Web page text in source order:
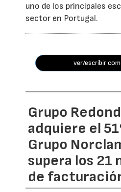
uno de los principales
sector en Portugal.
ver/escribir
Grupo
adquiere el
Grupo
supera los 21
de